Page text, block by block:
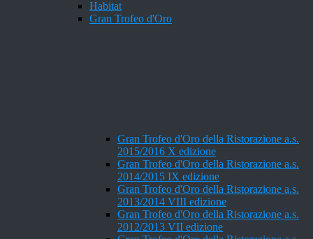
Habitat
Gran Trofeo d'Oro
Gran Trofeo d'Oro della Ristorazione a.s.
2015/2016 X edizione
Gran Trofeo d'Oro della Ristorazione a.s.
2014/2015 IX edizione
Gran Trofeo d'Oro della Ristorazione a.s.
2013/2014 VIII edizione
Gran Trofeo d'Oro della Ristorazione a.s.
2012/2013 VII edizione